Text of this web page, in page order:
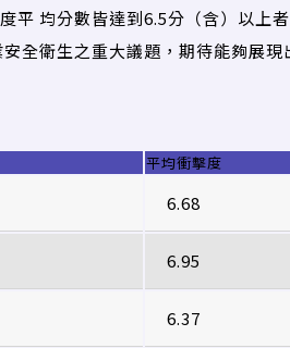
均分數皆達到6.5分（含）以上
全衛生之重大議題，期待能夠展
平均衝擊度
6.68
6.95
6.37